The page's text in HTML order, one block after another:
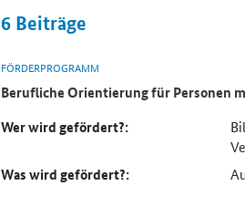
6 Beiträge
FÖRDERPROGRAMM
Berufliche Orientierung für Personen
Wer wird gefördert?:
Was wird gefördert?: